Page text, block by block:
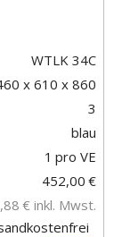
WTLK 34C
x 610 x 860
3
blau
1 pro VE
452,00 €
€ inkl. Mwst.